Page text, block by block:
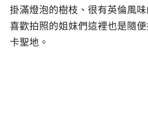
掛滿燈泡的樹枝、很有英倫風味
喜歡拍照的姐妹們這裡也是隨
卡聖地。